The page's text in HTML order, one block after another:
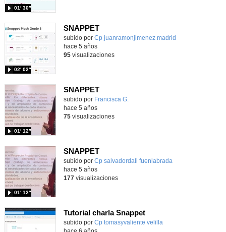
01′ 30″
SNAPPET
subido por Cp juanramonjimenez madrid
02′ 02″
hace 5 años
95visualizaciones
SNAPPET
Contenido educativo.
subido por Francisca G.
01′ 12″
hace 5 años
75visualizaciones
SNAPPET
Contenido educativo.
subido por Cp salvadordali fuenlabrada
01′ 12″
hace 5 años
177visualizaciones
Tutorial charla Snappet
subido por Cp tomasyvaliente velilla